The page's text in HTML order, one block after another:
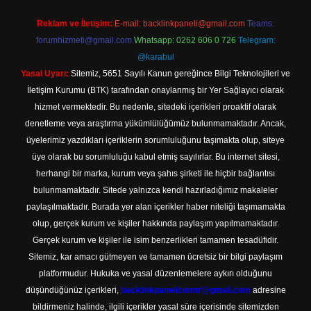
Reklam ve İletişim: E-mail: backlinkpaneli@gmail.com Teams:
forumhizmeti@gmail.com Whatsapp: 0262 606 0 726 Telegram:
@karabul
Yasal Uyarı: Sitemiz, 5651 Sayılı Kanun gereğince Bilgi Teknolojileri ve
İletişim Kurumu (BTK) tarafından onaylanmış bir Yer Sağlayıcı olarak
hizmet vermektedir. Bu nedenle, sitedeki içerikleri proaktif olarak
denetleme veya araştırma yükümlülüğümüz bulunmamaktadır. Ancak,
üyelerimiz yazdıkları içeriklerin sorumluluğunu taşımakta olup, siteye
üye olarak bu sorumluluğu kabul etmiş sayılırlar. Bu internet sitesi,
herhangi bir marka, kurum veya şahıs şirketi ile hiçbir bağlantısı
bulunmamaktadır. Sitede yalnızca kendi hazırladığımız makaleler
paylaşılmaktadır. Burada yer alan içerikler haber niteliği taşımamakta
olup, gerçek kurum ve kişiler hakkında paylaşım yapılmamaktadır.
Gerçek kurum ve kişiler ile isim benzerlikleri tamamen tesadüfidir.
Sitemiz, kar amacı gütmeyen ve tamamen ücretsiz bir bilgi paylaşım
platformudur. Hukuka ve yasal düzenlemelere aykırı olduğunu
düşündüğünüz içerikleri, backlinkpanelicomtr@gmail.com adresine
bildirmeniz halinde, ilgili içerikler yasal süre içerisinde sitemizden